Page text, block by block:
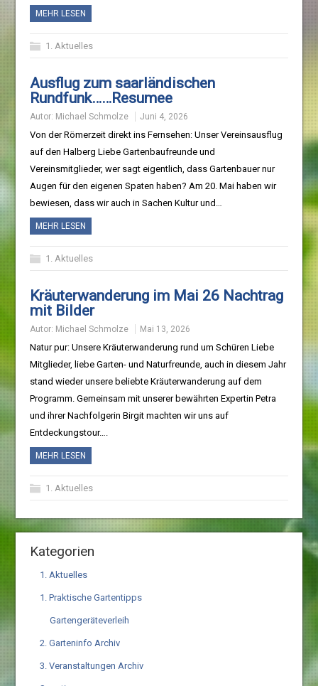
MEHR LESEN
1. Aktuelles
Ausflug zum saarländischen
Rundfunk……Resumee
Autor: Michael Schmolze Juni 4, 2026
Von der Römerzeit direkt ins Fernsehen: Unser Vereinsausflug
auf den Halberg Liebe Gartenbaufreunde und
Vereinsmitglieder, wer sagt eigentlich, dass Gartenbauer nur
Augen für den eigenen Spaten haben? Am 20. Mai haben wir
bewiesen, dass wir auch in Sachen Kultur und…
MEHR LESEN
1. Aktuelles
Kräuterwanderung im Mai 26 Nachtrag
mit Bilder
Autor: Michael Schmolze Mai 13, 2026
Natur pur: Unsere Kräuterwanderung rund um Schüren Liebe
Mitglieder, liebe Garten- und Naturfreunde, auch in diesem Jahr
stand wieder unsere beliebte Kräuterwanderung auf dem
Programm. Gemeinsam mit unserer bewährten Expertin Petra
und ihrer Nachfolgerin Birgit machten wir uns auf
Entdeckungstour….
MEHR LESEN
1. Aktuelles
Kategorien
1. Aktuelles
1. Praktische Gartentipps
Gartengeräteverleih
2. Garteninfo Archiv
3. Veranstaltungen Archiv